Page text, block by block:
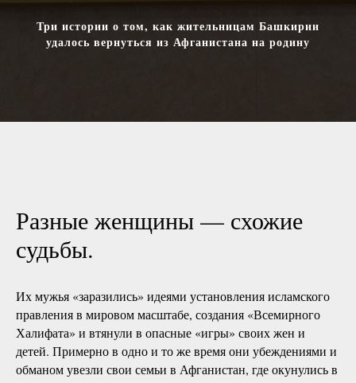
Три истории о том, как жительницам Башкирии
удалось вернуться из Афганистана на родину
Разные женщины — схожие
судьбы.
Их мужья «заразились» идеями установления исламского
правления в мировом масштабе, создания «Всемирного
Халифата» и втянули в опасные «игры» своих жен и
детей. Примерно в одно и то же время они убеждениями и
обманом увезли свои семьи в Афганистан, где окунулись в